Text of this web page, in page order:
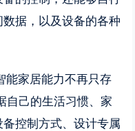
据，以及设备的各种
居能力不再只存
自己的生活习惯、家
控制方式、设计专属